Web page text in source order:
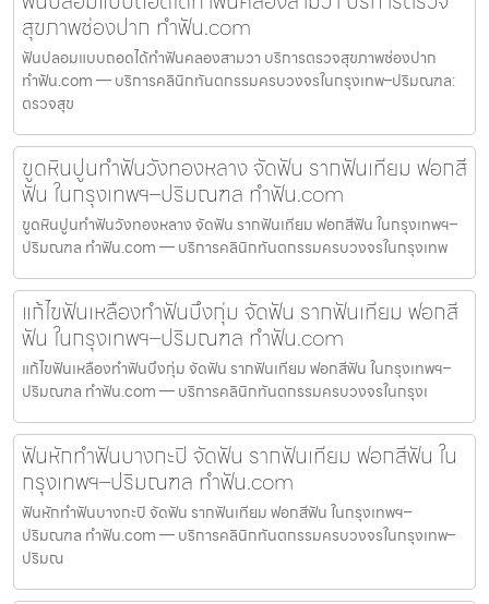
สุขภาพช่องปาก ทำฟัน.com
ฟันปลอมแบบถอดได้ทำฟันคลองสามวา บริการตรวจสุขภาพช่องปาก
ทำฟัน.com — บริการคลินิกทันตกรรมครบวงจรในกรุงเทพ–ปริมณฑล:
ตรวจสุข
ขูดหินปูนทำฟันวังทองหลาง จัดฟัน รากฟันเทียม ฟอกสี
ฟัน ในกรุงเทพฯ–ปริมณฑล ทำฟัน.com
ขูดหินปูนทำฟันวังทองหลาง จัดฟัน รากฟันเทียม ฟอกสีฟัน ในกรุงเทพฯ–
ปริมณฑล ทำฟัน.com — บริการคลินิกทันตกรรมครบวงจรในกรุงเทพ
แก้ไขฟันเหลืองทำฟันบึงกุ่ม จัดฟัน รากฟันเทียม ฟอกสี
ฟัน ในกรุงเทพฯ–ปริมณฑล ทำฟัน.com
แก้ไขฟันเหลืองทำฟันบึงกุ่ม จัดฟัน รากฟันเทียม ฟอกสีฟัน ในกรุงเทพฯ–
ปริมณฑล ทำฟัน.com — บริการคลินิกทันตกรรมครบวงจรในกรุงเ
ฟันหักทำฟันบางกะปิ จัดฟัน รากฟันเทียม ฟอกสีฟัน ใน
กรุงเทพฯ–ปริมณฑล ทำฟัน.com
ฟันหักทำฟันบางกะปิ จัดฟัน รากฟันเทียม ฟอกสีฟัน ในกรุงเทพฯ–
ปริมณฑล ทำฟัน.com — บริการคลินิกทันตกรรมครบวงจรในกรุงเทพ–
ปริมณ